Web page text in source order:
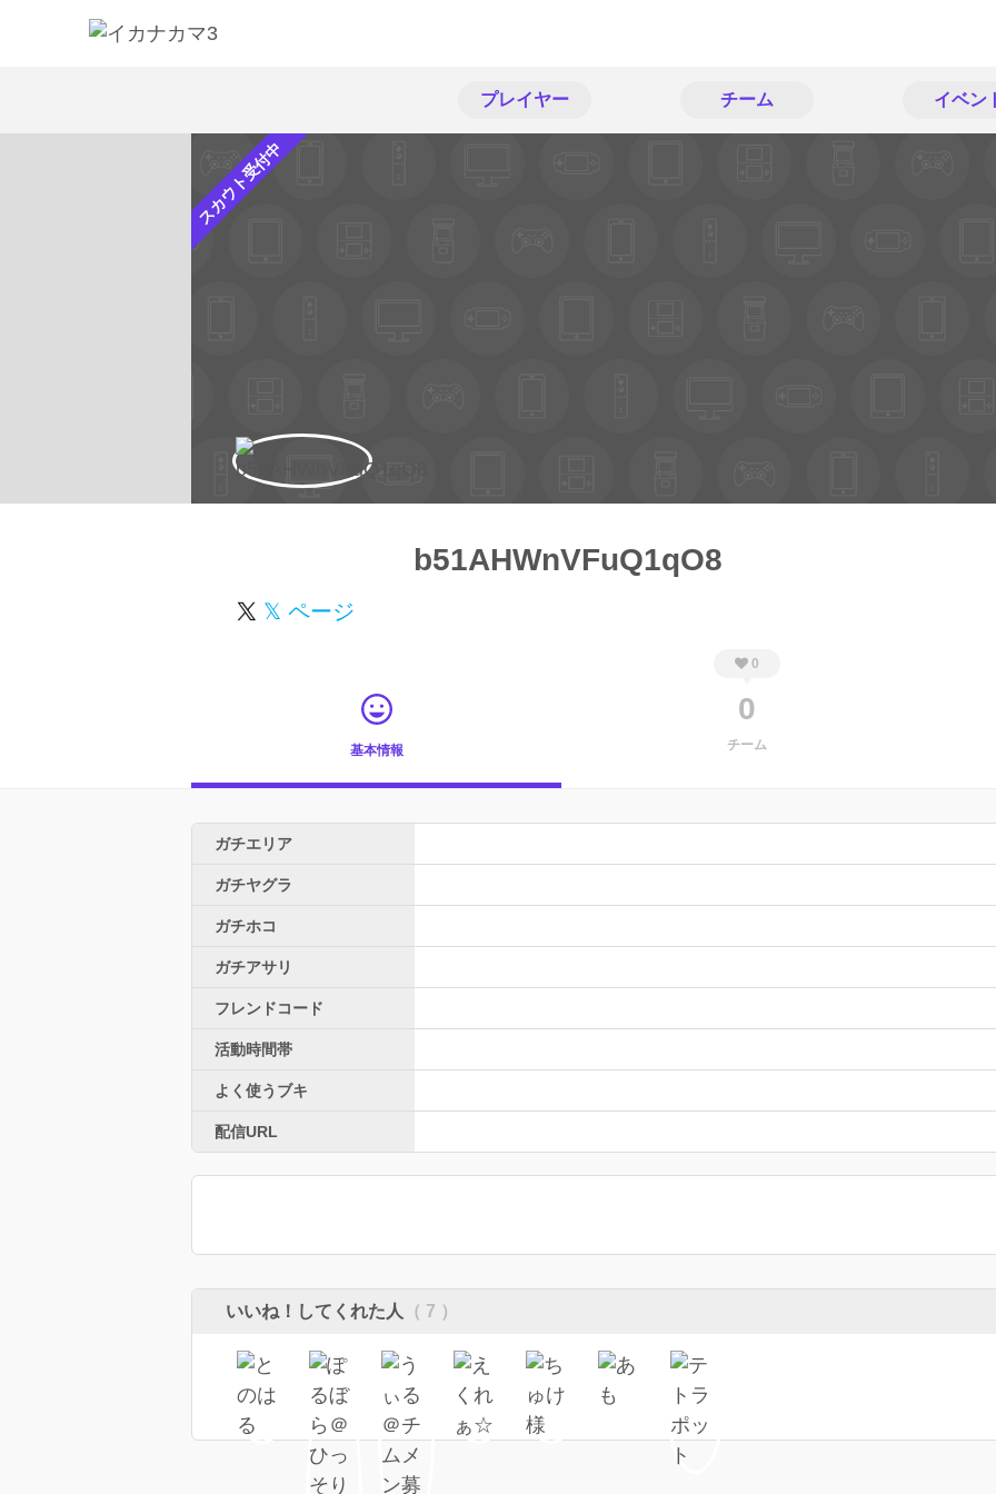
プレイヤー チーム イベン
スカウト受付中
b51AHWnVFuQ1qO8
𝕏 ページ
基本情報
0
0
チーム
ガチエリア
ガチヤグラ
ガチホコ
ガチアサリ
フレンドコード
活動時間帯
よく使うブキ
配信URL
いいね！してくれた人 （ 7 ）